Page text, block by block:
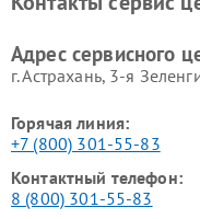
Адрес сервисного
г. Астрахань, 3-я
Горячая линия:
+7 (800) 301-55-83
Контактный телефон:
8 (800) 301-55-83